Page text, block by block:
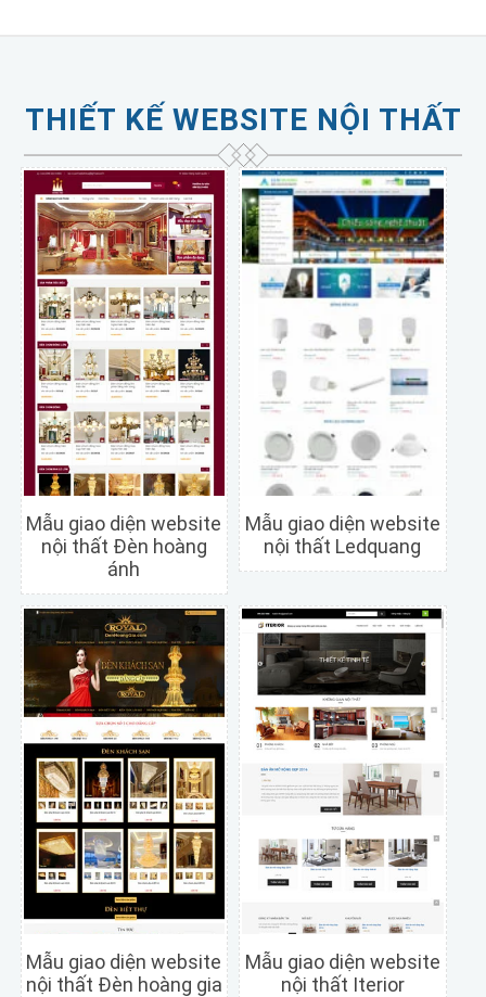
THIẾT KẾ WEBSITE NỘI THẤT
Xem trước
Mẫu giao diện website
nội thất Đèn hoàng
ánh
Mẫu giao diện website
nội thất Ledquang
Mẫu giao diện website
nội thất Đèn hoàng gia
Mẫu giao diện website
nội thất Iterior